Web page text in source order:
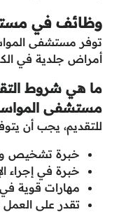
وظائف في
توفر مستشفى
أمراض جلدية في
ما هي شروط
مستشفى
للتقديم، يجب أن
خبرة تشخيص
خبرة في إجراء
مهارات قوية
تقدر على